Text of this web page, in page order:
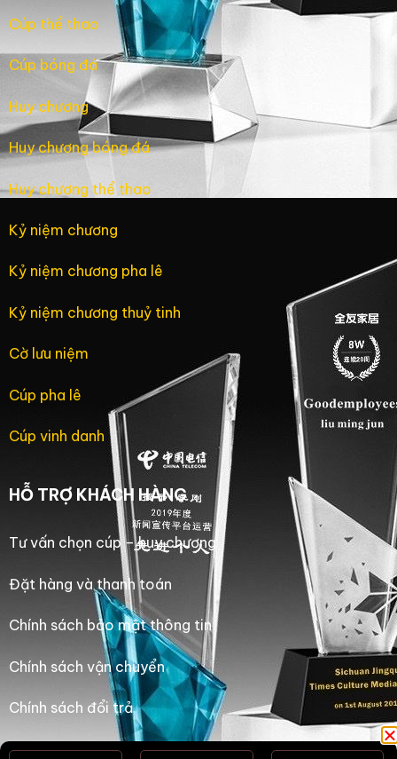
Cúp thể thao
Cúp bóng đá
Huy chương
Huy chương bóng đá
Huy chương thể thao
Kỷ niệm chương
Kỷ niệm chương pha lê
Kỷ niệm chương thuỷ tinh
Cờ lưu niệm
Cúp pha lê
Cúp vinh danh
HỖ TRỢ KHÁCH HÀNG
Tư vấn chọn cúp – huy chương
Đặt hàng và thanh toán
Chính sách bảo mật thông tin
Chính sách vận chuyển
Chính sách đổi trả
Chính sách bảo hành